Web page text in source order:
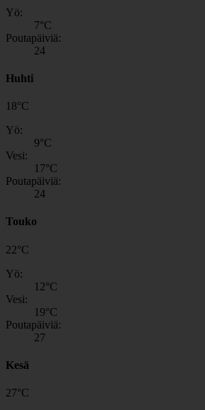
Yö:
7°C
Poutapäiviä:
24
Huhti
18°C
Yö:
9°C
Vesi:
17°C
Poutapäiviä:
24
Touko
22°C
Yö:
12°C
Vesi:
19°C
Poutapäiviä:
27
Kesä
27°C